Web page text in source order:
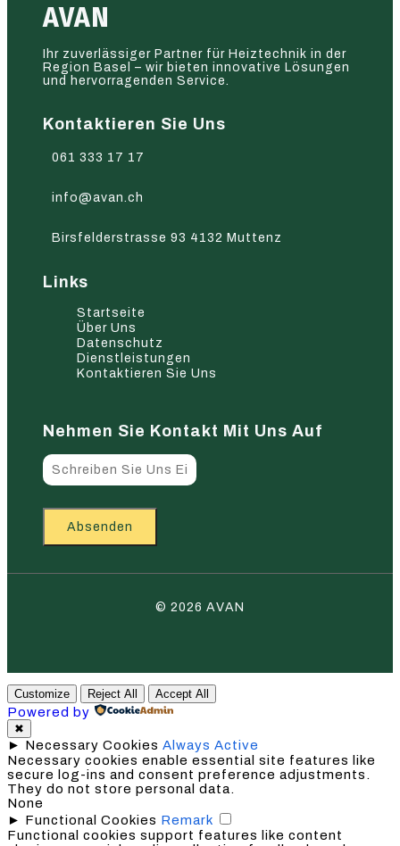
AVAN
Ihr zuverlässiger Partner für Heiztechnik in der
Region Basel – wir bieten innovative Lösungen
und hervorragenden Service.
Kontaktieren Sie Uns
061 333 17 17
info@avan.ch
Birsfelderstrasse 93 4132 Muttenz
Links
Startseite
Über Uns
Datenschutz
Dienstleistungen
Kontaktieren Sie Uns
Nehmen Sie Kontakt Mit Uns Auf
Absenden
© 2026 AVAN
Customize Reject All Accept All
Powered by
✖
► Necessary Cookies Always Active
Necessary cookies enable essential site features like
secure log-ins and consent preference adjustments.
They do not store personal data.
None
► Functional Cookies Remark
Functional cookies support features like content